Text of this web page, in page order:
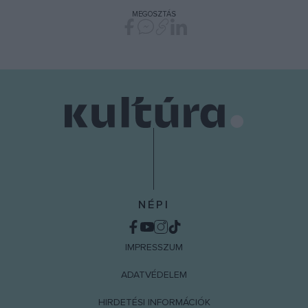
MEGOSZTÁS
NÉPI
IMPRESSZUM
ADATVÉDELEM
HIRDETÉSI INFORMÁCIÓK